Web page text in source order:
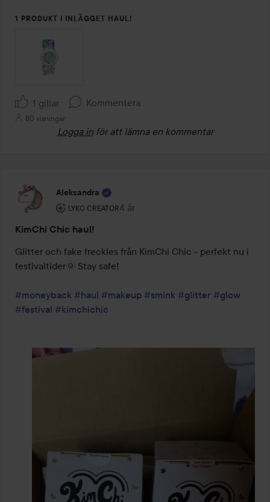
1 PRODUKT I INLÄGGET HAUL!
1 gillar Kommentera
80 visningar
Logga in för att lämna en kommentar
Aleksandra
LYKO CREATOR
Användarens roll: Lyko Creator.
4 år
Inlägget skapades 4 år
KimChi Chic haul!
Glitter och fake freckles från KimChi Chic - perfekt nu i
festivaltider🌞 Stay safe!
#moneyback #haul #makeup #smink #glitter #glow
#festival #kimchichic